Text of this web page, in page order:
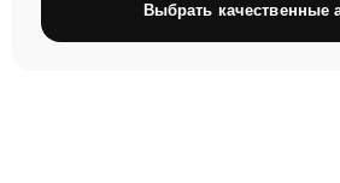
Выбрать качественные